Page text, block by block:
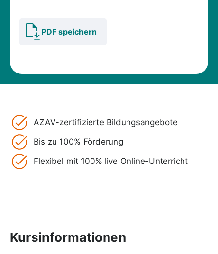
PDF speichern
AZAV-zertifizierte Bildungsangebote
Bis zu 100% Förderung
Flexibel mit 100% live Online-Unterricht
Kursinformationen